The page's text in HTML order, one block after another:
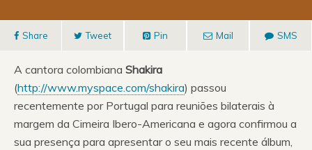
Share Tweet Pin Mail SMS
A cantora colombiana Shakira
(http://www.myspace.com/shakira) passou
recentemente por Portugal para reuniões bilaterais à
margem da Cimeira Ibero-Americana e agora confirmou a
sua presença para apresentar o seu mais recente álbum,